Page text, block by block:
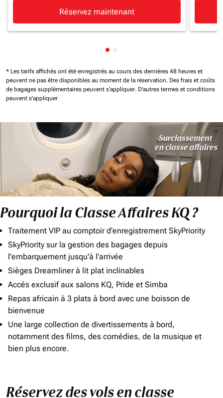
Réservez maintenant
Affichage de cmp-pagination-
* Les tarifs affichés ont été enregistrés au cours des dernières 48 heures et
peuvent ne pas être disponibles au moment de la réservation. Des frais et coûts
de bagages supplémentaires peuvent s'appliquer. D'autres termes et conditions
peuvent s'appliquer
Pourquoi la Classe Affaires KQ ?
Traitement VIP au comptoir d'enregistrement SkyPriority
SkyPriority sur la gestion des bagages depuis
l'embarquement jusqu'à l'arrivée
Sièges Dreamliner à lit plat inclinables
Accès exclusif aux salons KQ, Pride et Simba
Repas africain à 3 plats à bord avec une boisson de
bienvenue
Une large collection de divertissements à bord,
notamment des films, des comédies, de la musique et
bien plus encore.
Réservez des vols en classe